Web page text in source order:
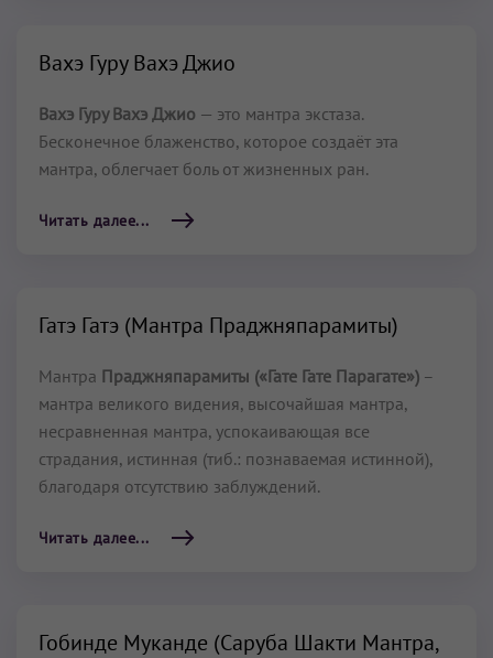
Вахэ Гуру Вахэ Джио
Вахэ Гуру Вахэ Джио — это мантра экстаза.
Бесконечное блаженство, которое создаёт эта
мантра, облегчает боль от жизненных ран.
Читать далее...
Гатэ Гатэ (Мантра Праджняпарамиты)
Мантра Праджняпарамиты («Гате Гате Парагате») –
мантра великого видения, высочайшая мантра,
несравненная мантра, успокаивающая все
страдания, истинная (тиб.: познаваемая истинной),
благодаря отсутствию заблуждений.
Читать далее...
Гобинде Муканде (Саруба Шакти Мантра,